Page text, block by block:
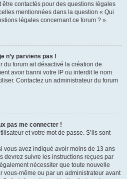
contactés pour des questions légales
mentionnées dans la question « Qui
légales concernant ce forum ? ».
n’y parviens pas !
du forum ait désactivé la création de
avoir banni votre IP ou interdit le nom
Contactez un administrateur du forum
pas me connecter !
et votre mot de passe. S’ils sont
vous avez indiqué avoir moins de 13 ans
devrez suivre les instructions reçues par
nécessiter que toute nouvelle
vous-même ou par un administrateur avant